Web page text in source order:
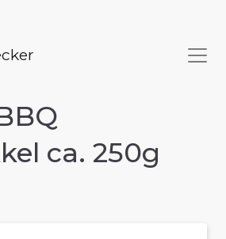
ca. 250g